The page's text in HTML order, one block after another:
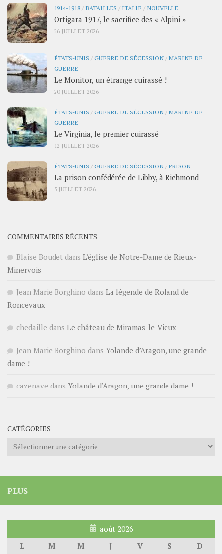
1914-1918 / BATAILLES / ITALIE / NOUVELLE
Ortigara 1917, le sacrifice des « Alpini »
26 JUILLET 2026
ÉTATS-UNIS /GUERRE DE SÉCESSION / MARINE DE
GUERRE
Le Monitor, un étrange cuirassé !
20 JUILLET 2026
ÉTATS-UNIS /GUERRE DE SÉCESSION / MARINE DE
GUERRE
Le Virginia, le premier cuirassé
12 JUILLET 2026
ÉTATS-UNIS /GUERRE DE SÉCESSION / PRISON
La prison confédérée de Libby, à Richmond
5 JUILLET 2026
COMMENTAIRES RÉCENTS
Blaise Boudet dans L’église de Notre-Dame de Rieux-
Minervois
Jean Marie Borghino dans La légende de Roland de
Roncevaux
chedaille dans Le château de Miramas-le-Vieux
Jean Marie Borghino dans Yolande d’Aragon, une grande
dame !
cazenave dans Yolande d’Aragon, une grande dame !
CATÉGORIES
Catégories
PLUS
août 2026
L
M M J V S
D